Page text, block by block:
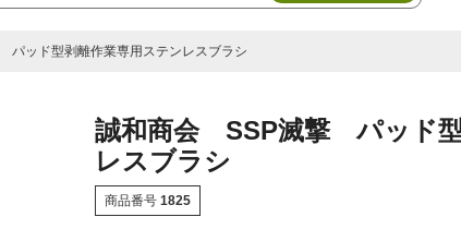
ッド型剥離作業専用ステンレスブラシ
誠和商会 SSP滅撃 パッド型
レスブラシ
商品番号 1825